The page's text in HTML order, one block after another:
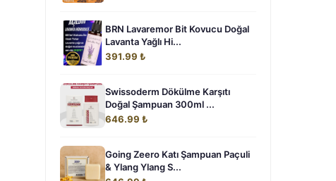
BRN Lavaremor Bit Kovucu Doğal
Lavanta Yağlı Hi...
391.99 ₺
Swissoderm Dökülme Karşıtı
Doğal Şampuan 300ml ...
646.99 ₺
Going Zeero Katı Şampuan Paçuli
& Ylang Ylang S...